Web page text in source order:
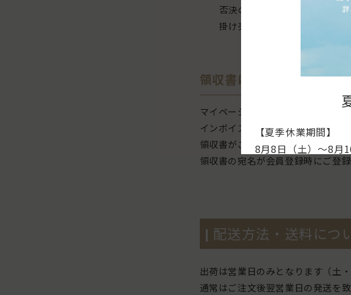
【夏季休業期間】
8月8日（土）～8月
休業期間中のご注文
【発送スケジュール
■ 8月6日（木）
→ 8月7日（金）発送
■ 8月6日（木）
→ 8月17日（月）以
否決の場合は表示されず、そ
掛け売りご利用可能なお客様
領収書について
マイページからダウンロードして
インボイス申請にお使いいただけま
領収書がご希望のお客様はご注文
領収書の宛名が会員登録時にご登
配送方法・送料につ
出荷は営業日のみとなります（土
通常はご注文後翌営業日の発送を致